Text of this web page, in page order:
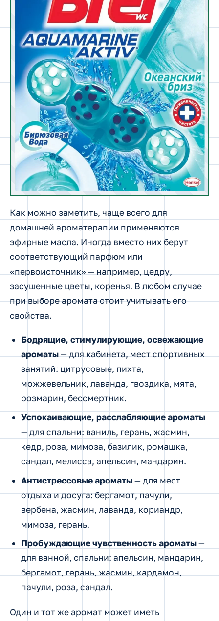
Как можно заметить, чаще всего для
домашней ароматерапии применяются
эфирные масла. Иногда вместо них берут
соответствующий парфюм или
«первоисточник» — например, цедру,
засушенные цветы, коренья. В любом случае
при выборе аромата стоит учитывать его
свойства.
Бодрящие, стимулирующие, освежающие
ароматы— для кабинета, мест спортивных
занятий: цитрусовые, пихта,
можжевельник, лаванда, гвоздика, мята,
розмарин, бессмертник.
Успокаивающие, расслабляющие ароматы
— для спальни: ваниль, герань, жасмин,
кедр, роза, мимоза, базилик, ромашка,
сандал, мелисса, апельсин, мандарин.
Антистрессовые ароматы— для мест
отдыха и досуга: бергамот, пачули,
вербена, жасмин, лаванда, кориандр,
мимоза, герань.
Пробуждающие чувственность ароматы—
для ванной, спальни: апельсин, мандарин,
бергамот, герань, жасмин, кардамон,
пачули, роза, сандал.
Один и тот же аромат может иметь